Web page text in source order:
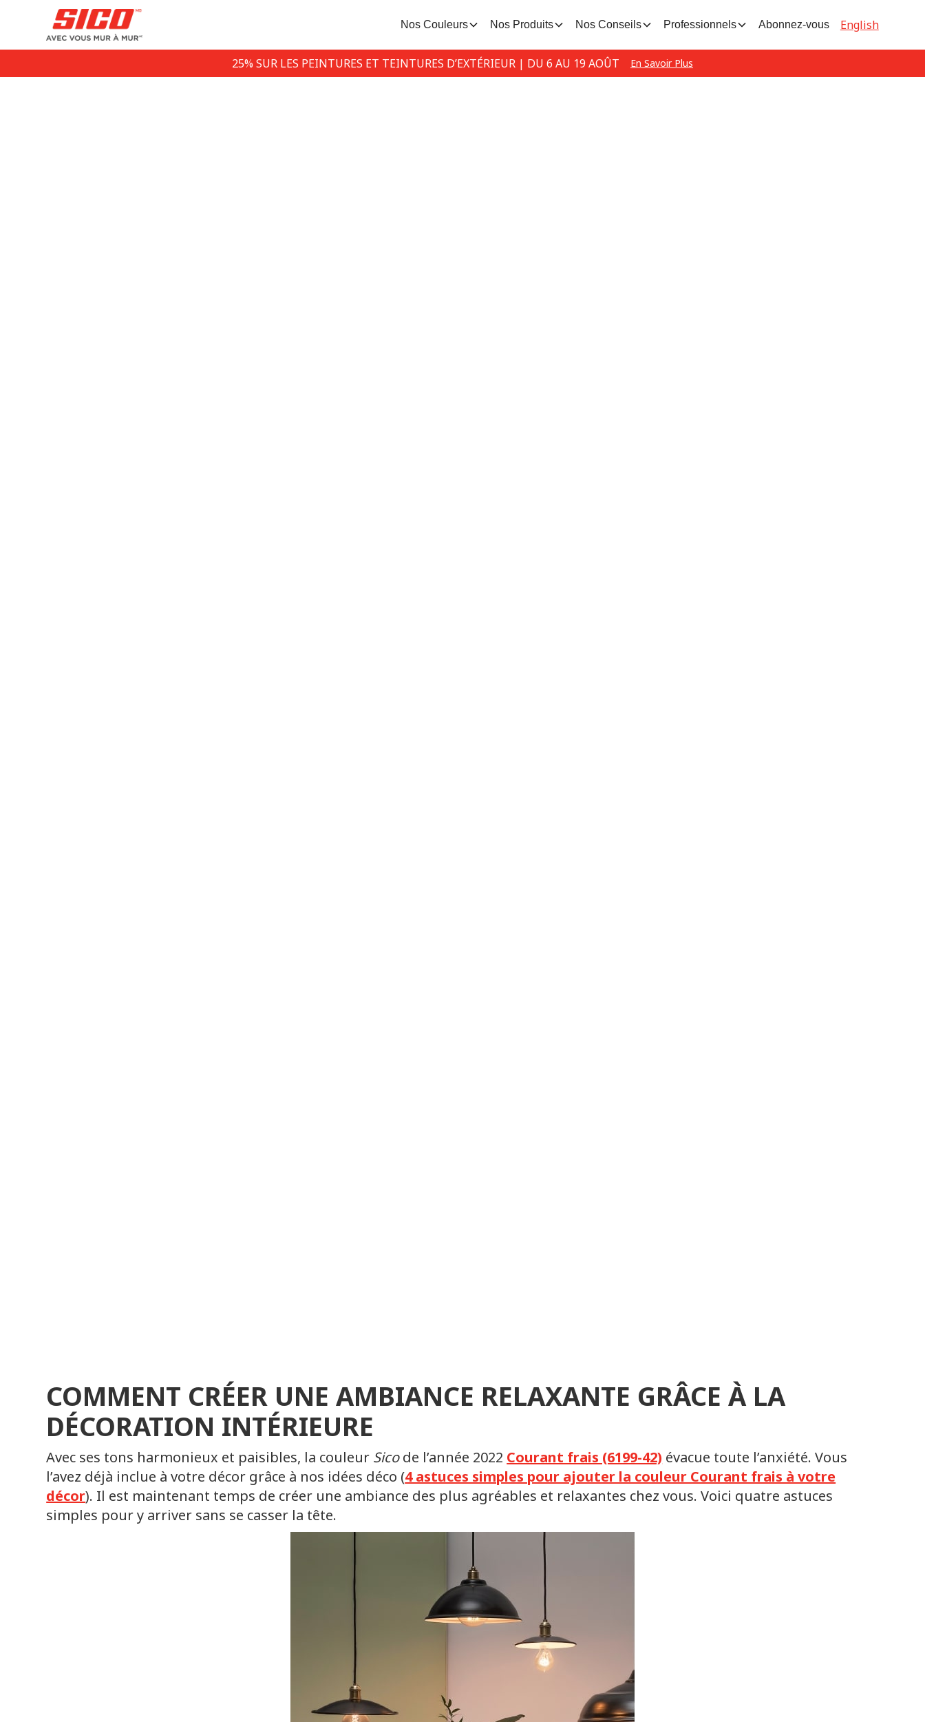
Nos Couleurs Nos Produits Nos Conseils Professionnels Abonnez-vous English
25% SUR LES PEINTURES ET TEINTURES D’EXTÉRIEUR | DU 6 AU 19 AOÛT En Savoir Plus
COMMENT CRÉER UNE AMBIANCE RELAXANTE GRÂCE À LA
DÉCORATION INTÉRIEURE
Avec ses tons harmonieux et paisibles, la couleur Sicode l’année 2022 Courant frais (6199-42) évacue toute l’anxiété. Vous
l’avez déjà inclue à votre décor grâce à nos idées déco (4 astuces simples pour ajouter la couleur Courant frais à votre
décor). Il est maintenant temps de créer une ambiance des plus agréables et relaxantes chez vous. Voici quatre astuces
simples pour y arriver sans se casser la tête.